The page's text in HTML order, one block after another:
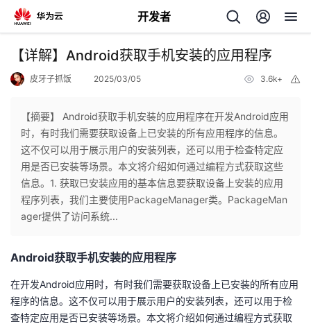
开发者
返
个
人
我
发
【详解】Android获取手机安装的应用程序
皮牙子抓饭 2025/03/05 3.6k+
【摘要】 Android获取手机安装的应用程序在开发Android应用
时，有时我们需要获取设备上已安装的所有应用程序的信息。
这不仅可以用于展示用户的安装列表，还可以用于检查特定应
用是否已安装等场景。本文将介绍如何通过编程方式获取这些
信息。1. 获取已安装应用的基本信息要获取设备上安装的应用
程序列表，我们主要使用​​PackageManager​​​类。​​PackageMan
ager​​提供了访问系统...
Android获取手机安装的应用程序
在开发Android应用时，有时我们需要获取设备上已安装的所有应用
程序的信息。这不仅可以用于展示用户的安装列表，还可以用于检
查特定应用是否已安装等场景。本文将介绍如何通过编程方式获取